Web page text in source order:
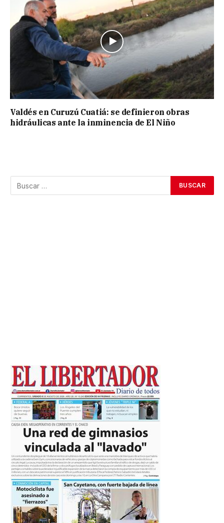
Valdés en Curuzú Cuatiá: se definieron obras
hidráulicas ante la inminencia de El Niño